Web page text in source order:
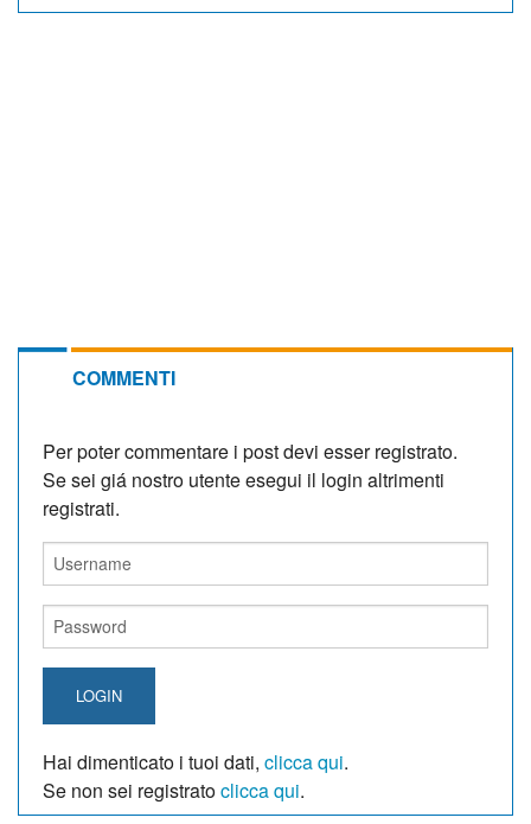
COMMENTI
Per poter commentare i post devi esser registrato.
Se sei giá nostro utente esegui il login altrimenti
registrati.
LOGIN
Hai dimenticato i tuoi dati, clicca qui.
Se non sei registratoclicca qui.